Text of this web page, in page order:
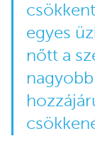
egyes
nőtt a